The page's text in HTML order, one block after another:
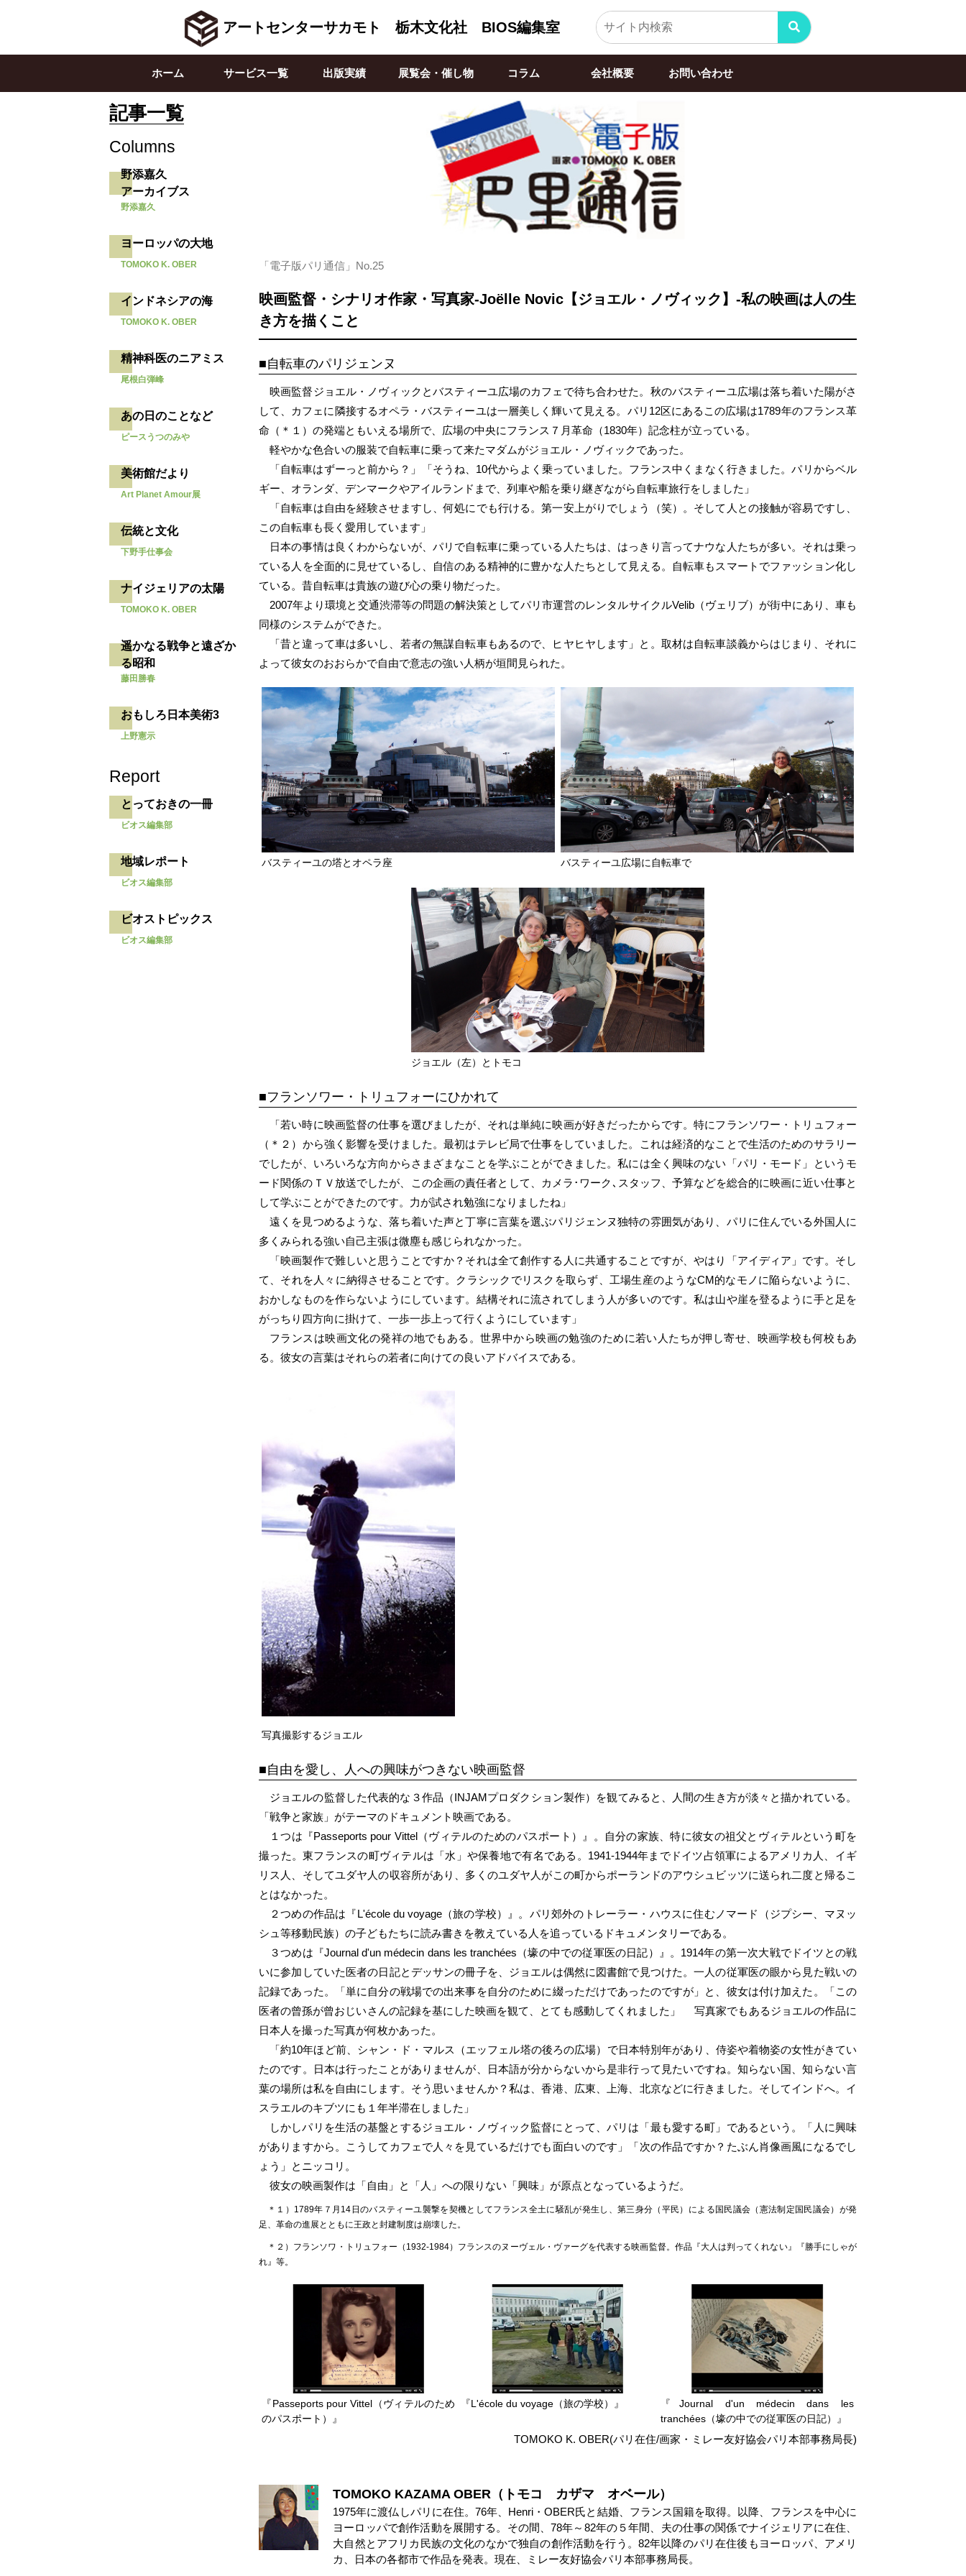
アートセンターサカモト 栃木文化社 BIOS編集室
ホーム サービス一覧 出版実績 展覧会・催し物 コラム 会社概要 お問い合わせ
記事一覧
Columns
野添嘉久
アーカイブス
野添嘉久
ヨーロッパの大地
TOMOKO K. OBER
インドネシアの海
TOMOKO K. OBER
精神科医のニアミス
尾根白弾峰
あの日のことなど
ピースうつのみや
美術館だより
Art Planet Amour展
伝統と文化
下野手仕事会
ナイジェリアの太陽
TOMOKO K. OBER
遥かなる戦争と遠ざか
る昭和
藤田勝春
おもしろ日本美術3
上野憲示
Report
とっておきの一冊
ビオス編集部
地域レポート
ビオス編集部
ビオストピックス
ビオス編集部
「電子版パリ通信」No.25
映画監督・シナリオ作家・写真家-Joëlle Novic【ジョエル・ノヴィック】-私の映画は人の生
き方を描くこと
自転車のパリジェンヌ
映画監督ジョエル・ノヴィックとバスティーユ広場のカフェで待ち合わせた。秋のバスティーユ広場は落ち着いた陽がさ
して、カフェに隣接するオペラ・バスティーユは一層美しく輝いて見える。パリ12区にあるこの広場は1789年のフランス革
命（＊１）の発端ともいえる場所で、広場の中央にフランス７月革命（1830年）記念柱が立っている。
軽やかな色合いの服装で自転車に乗って来たマダムがジョエル・ノヴィックであった。
「自転車はずーっと前から？」「そうね、10代からよく乗っていました。フランス中くまなく行きました。パリからベル
ギー、オランダ、デンマークやアイルランドまで、列車や船を乗り継ぎながら自転車旅行をしました」
「自転車は自由を経験させますし、何処にでも行ける。第一安上がりでしょう（笑）。そして人との接触が容易ですし、
この自転車も長く愛用しています」
日本の事情は良くわからないが、パリで自転車に乗っている人たちは、はっきり言ってナウな人たちが多い。それは乗っ
ている人を全面的に見せているし、自信のある精神的に豊かな人たちとして見える。自転車もスマートでファッション化し
ている。昔自転車は貴族の遊び心の乗り物だった。
2007年より環境と交通渋滞等の問題の解決策としてパリ市運営のレンタルサイクルVelib（ヴェリブ）が街中にあり、車も
同様のシステムができた。
「昔と違って車は多いし、若者の無謀自転車もあるので、ヒヤヒヤします」と。取材は自転車談義からはじまり、それに
よって彼女のおおらかで自由で意志の強い人柄が垣間見られた。
バスティーユの塔とオペラ座 バスティーユ広場に自転車で
ジョエル（左）とトモコ
フランソワー・トリュフォーにひかれて
「若い時に映画監督の仕事を選びましたが、それは単純に映画が好きだったからです。特にフランソワー・トリュフォー
（＊２）から強く影響を受けました。最初はテレビ局で仕事をしていました。これは経済的なことで生活のためのサラリー
でしたが、いろいろな方向からさまざまなことを学ぶことができました。私には全く興味のない「パリ・モード」というモ
ード関係のＴＶ放送でしたが、この企画の責任者として、カメラ･ワーク､スタッフ、予算などを総合的に映画に近い仕事と
して学ぶことができたのです。力が試され勉強になりましたね」
遠くを見つめるような、落ち着いた声と丁寧に言葉を選ぶパリジェンヌ独特の雰囲気があり、パリに住んでいる外国人に
多くみられる強い自己主張は微塵も感じられなかった。
「映画製作で難しいと思うことですか？それは全て創作する人に共通することですが、やはり「アイディア」です。そし
て、それを人々に納得させることです。クラシックでリスクを取らず、工場生産のようなCM的なモノに陥らないように、
おかしなものを作らないようにしています。結構それに流されてしまう人が多いのです。私は山や崖を登るように手と足を
がっちり四方向に掛けて、一歩一歩上って行くようにしています」
フランスは映画文化の発祥の地でもある。世界中から映画の勉強のために若い人たちが押し寄せ、映画学校も何校もあ
る。彼女の言葉はそれらの若者に向けての良いアドバイスである。
写真撮影するジョエル
自由を愛し、人への興味がつきない映画監督
ジョエルの監督した代表的な３作品（INJAMプロダクション製作）を観てみると、人間の生き方が淡々と描かれている。
「戦争と家族」がテーマのドキュメント映画である。
１つは『Passeports pour Vittel（ヴィテルのためのパスポート）』。自分の家族、特に彼女の祖父とヴィテルという町を
撮った。東フランスの町ヴィテルは「水」や保養地で有名である。1941-1944年までドイツ占領軍によるアメリカ人、イギ
リス人、そしてユダヤ人の収容所があり、多くのユダヤ人がこの町からポーランドのアウシュビッツに送られ二度と帰るこ
とはなかった。
２つめの作品は『L'école du voyage（旅の学校）』。パリ郊外のトレーラー・ハウスに住むノマード（ジプシー、マヌッ
シュ等移動民族）の子どもたちに読み書きを教えている人を追っているドキュメンタリーである。
３つめは『Journal d'un médecin dans les tranchées（壕の中での従軍医の日記）』。1914年の第一次大戦でドイツとの戦
いに参加していた医者の日記とデッサンの冊子を、ジョエルは偶然に図書館で見つけた。一人の従軍医の眼から見た戦いの
記録であった。「単に自分の戦場での出来事を自分のために綴っただけであったのですが」と、彼女は付け加えた。「この
医者の曾孫が曾おじいさんの記録を基にした映画を観て、とても感動してくれました」 写真家でもあるジョエルの作品に
日本人を撮った写真が何枚かあった。
「約10年ほど前、シャン・ド・マルス（エッフェル塔の後ろの広場）で日本特別年があり、侍姿や着物姿の女性がきてい
たのです。日本は行ったことがありませんが、日本語が分からないから是非行って見たいですね。知らない国、知らない言
葉の場所は私を自由にします。そう思いませんか？私は、香港、広東、上海、北京などに行きました。そしてインドへ。イ
スラエルのキブツにも１年半滞在しました」
しかしパリを生活の基盤とするジョエル・ノヴィック監督にとって、パリは「最も愛する町」であるという。「人に興味
がありますから。こうしてカフェで人々を見ているだけでも面白いのです」「次の作品ですか？たぶん肖像画風になるでし
ょう」とニッコリ。
彼女の映画製作は「自由」と「人」への限りない「興味」が原点となっているようだ。
１）1789年７月14日のバスティーユ襲撃を契機としてフランス全土に騒乱が発生し、第三身分（平民）による国民議会（憲法制定国民議会）が発
足、革命の進展とともに王政と封建制度は崩壊した。
２）フランソワ・トリュフォー（1932-1984）フランスのヌーヴェル・ヴァーグを代表する映画監督。作品『大人は判ってくれない』『勝手にしゃが
れ』等。
『Passeports pour Vittel（ヴィテルのため
のパスポート）』
『L'école du voyage（旅の学校）』
『Journal d'un médecin dans les
tranchées（壕の中での従軍医の日記）』
TOMOKO K. OBER(パリ在住/画家・ミレー友好協会パリ本部事務局長)
TOMOKO KAZAMA OBER（トモコ カザマ オベール）
1975年に渡仏しパリに在住。76年、Henri・OBER氏と結婚、フランス国籍を取得。以降、フランスを中心に
ヨーロッパで創作活動を展開する。その間、78年～82年の５年間、夫の仕事の関係でナイジェリアに在住、
大自然とアフリカ民族の文化のなかで独自の創作活動を行う。82年以降のパリ在住後もヨーロッパ、アメリ
カ、日本の各都市で作品を発表。現在、ミレー友好協会パリ本部事務局長。